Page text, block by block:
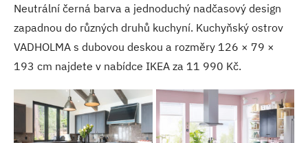
Neutrální černá barva a jednoduchý nadčasový design
zapadnou do různých druhů kuchyní. Kuchyňský ostrov
VADHOLMA s dubovou deskou a rozměry 126 × 79 ×
193 cm najdete v nabídce IKEA za 11 990 Kč.